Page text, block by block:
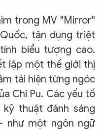
trong MV "Mirror"
tận dụng triệt
biểu tượng cao.
lập một thế giới thị
tái hiện từng ngóc
Chi Pu. Các yếu tố
thuật đánh sáng
như một ngôn ngữ